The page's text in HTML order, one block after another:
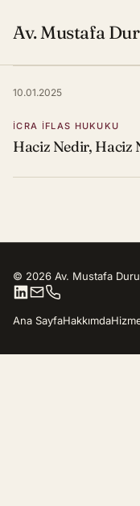
Av. Mustafa
10.01.2025
İCRA İFLAS HUKUKU
Haciz Nedir, Haciz
© 2026 Av. Mustafa
Ana SayfaHakkımda